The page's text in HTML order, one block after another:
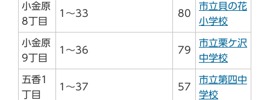
小金原
8丁目
1～33 80
市立貝の花
小学校
小金原
9丁目
1～36 79
市立栗ケ沢
中学校
五香1
丁目
1～37 57
市立第四中
学校